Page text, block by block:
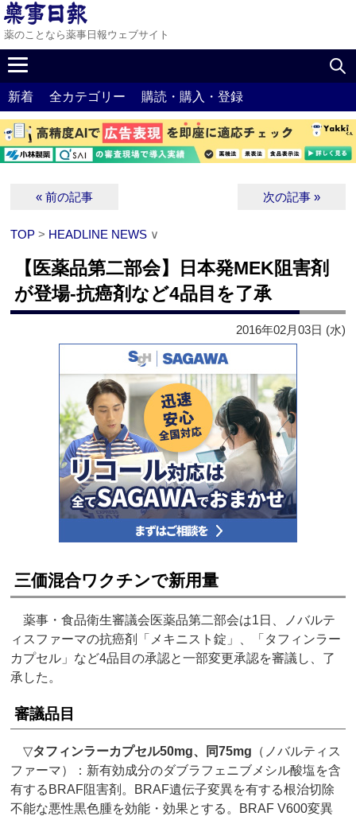
薬のことなら薬事日報ウェブサイト
新着 全カテゴリー 購読・購入・登録
« 前の記事 次の記事 »
TOP > HEADLINE NEWS ∨
【医薬品第二部会】日本発MEK阻害剤
が登場‐抗癌剤など4品目を了承
2016年02月03日 (水)
三価混合ワクチンで新用量
薬事・食品衛生審議会医薬品第二部会は1日、ノバルテ
ィスファーマの抗癌剤「メキニスト錠」、「タフィンラー
カプセル」など4品目の承認と一部変更承認を審議し、了
承した。
審議品目
▽タフィンラーカプセル50mg、同75mg （ノバルティス
ファーマ）：新有効成分のダブラフェニブメシル酸塩を含
有するBRAF阻害剤。BRAF遺伝子変異を有する根治切除
不能な悪性黒色腫を効能・効果とする。BRAF V600変異